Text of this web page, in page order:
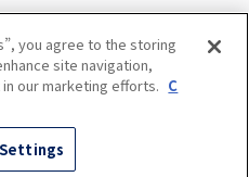
閉じる
レポートライブラリー
『魔改造の夜』特設サイト
期間従業員採用
リコール情報
した模倣品にご注意ください
you agree to the storing
site navigation,
our marketing efforts. C